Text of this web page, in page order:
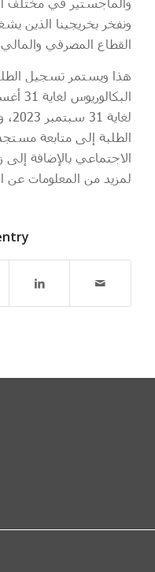
ونفخر بخريجينا الذين
القطاع المصرفي
هذا ويستمر تسجيل
الطلبة إلى متابعة
الاجتماعي بالإضافة إلى
لمزيد من المعلومات عن